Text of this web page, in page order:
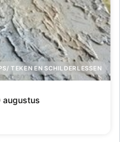
TEKEN EN SCHILDERLESSEN
structuren
augustus